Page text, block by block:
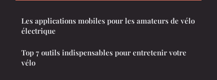
Les applications mobiles pour les amateurs de vélo
électrique
Top 7 outils indispensables pour entretenir votre
vélo